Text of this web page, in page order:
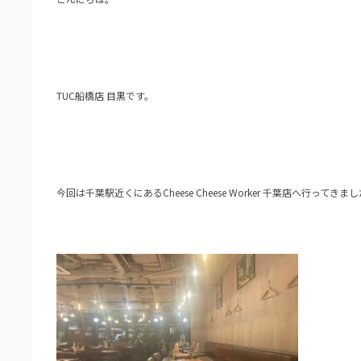
TUC船橋店 目黒です。
今回は千葉駅近くにあるCheese Cheese Worker 千葉店へ行ってきま